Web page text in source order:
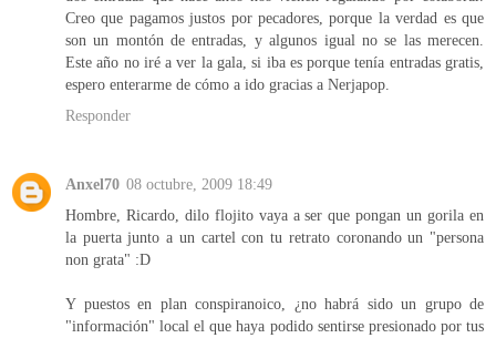
Creo que pagamos justos por pecadores, porque la verdad es que
son un montón de entradas, y algunos igual no se las merecen.
Este año no iré a ver la gala, si iba es porque tenía entradas gratis,
espero enterarme de cómo a ido gracias a Nerjapop.
Responder
Anxel70 08 octubre, 2009 18:49
Hombre, Ricardo, dilo flojito vaya a ser que pongan un gorila en
la puerta junto a un cartel con tu retrato coronando un "persona
non grata" :D
Y puestos en plan conspiranoico, ¿no habrá sido un grupo de
"información" local el que haya podido sentirse presionado por tus